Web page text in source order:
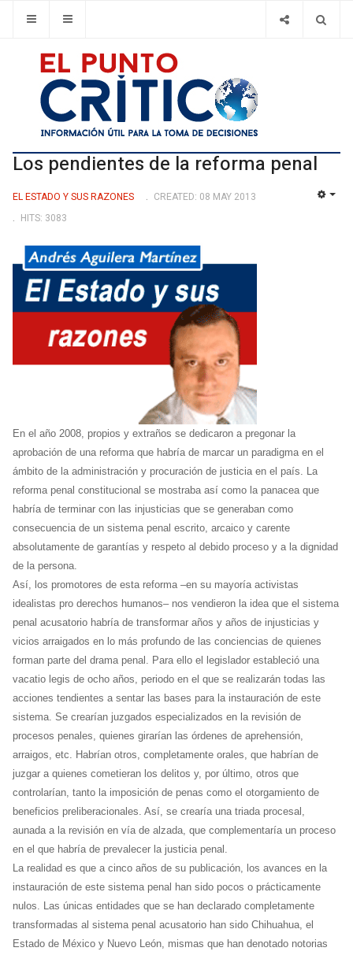
Los pendientes de la reforma penal
EL ESTADO Y SUS RAZONES
CREATED: 08 MAY 2013
HITS: 3083
En el año 2008, propios y extraños se dedicaron a pregonar la
aprobación de una reforma que habría de marcar un paradigma en el
ámbito de la administración y procuración de justicia en el país. La
reforma penal constitucional se mostraba así como la panacea que
habría de terminar con las injusticias que se generaban como
consecuencia de un sistema penal escrito, arcaico y carente
absolutamente de garantías y respeto al debido proceso y a la dignidad
de la persona.
Así, los promotores de esta reforma –en su mayoría activistas
idealistas pro derechos humanos– nos vendieron la idea que el sistema
penal acusatorio habría de transformar años y años de injusticias y
vicios arraigados en lo más profundo de las conciencias de quienes
forman parte del drama penal. Para ello el legislador estableció una
vacatio legis de ocho años, periodo en el que se realizarán todas las
acciones tendientes a sentar las bases para la instauración de este
sistema. Se crearían juzgados especializados en la revisión de
procesos penales, quienes girarían las órdenes de aprehensión,
arraigos, etc. Habrían otros, completamente orales, que habrían de
juzgar a quienes cometieran los delitos y, por último, otros que
controlarían, tanto la imposición de penas como el otorgamiento de
beneficios preliberacionales. Así, se crearía una triada procesal,
aunada a la revisión en vía de alzada, que complementaría un proceso
en el que habría de prevalecer la justicia penal.
La realidad es que a cinco años de su publicación, los avances en la
instauración de este sistema penal han sido pocos o prácticamente
nulos. Las únicas entidades que se han declarado completamente
transformadas al sistema penal acusatorio han sido Chihuahua, el
Estado de México y Nuevo León, mismas que han denotado notorias